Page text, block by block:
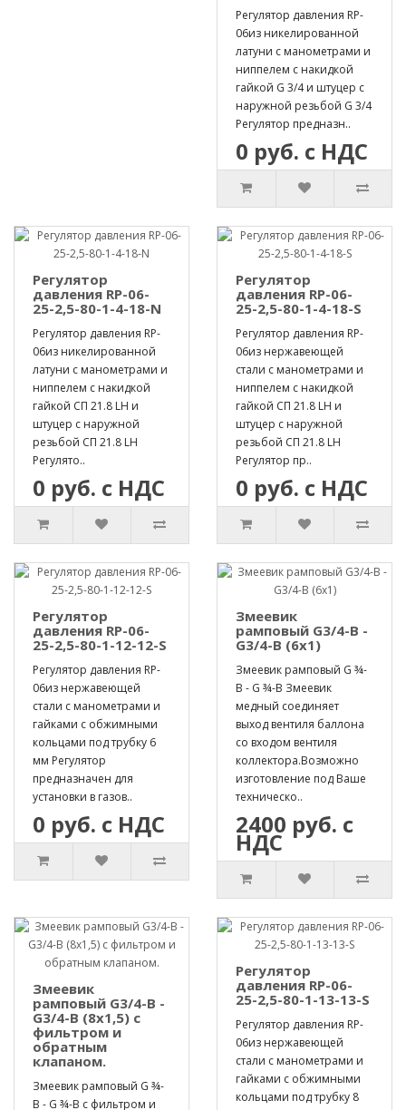
Регулятор давления RP-
06из никелированной
латуни с манометрами и
ниппелем с накидкой
гайкой G 3/4 и штуцер с
наружной резьбой G 3/4
Регулятор предназн..
0 руб. с НДС
Регулятор
давления RP-06-
25-2,5-80-1-4-18-N
Регулятор давления RP-
06из никелированной
латуни с манометрами и
ниппелем с накидкой
гайкой СП 21.8 LH и
штуцер с наружной
резьбой СП 21.8 LH
Регулято..
0 руб. с НДС
Регулятор
давления RP-06-
25-2,5-80-1-4-18-S
Регулятор давления RP-
06из нержавеющей
стали с манометрами и
ниппелем с накидкой
гайкой СП 21.8 LH и
штуцер с наружной
резьбой СП 21.8 LH
Регулятор пр..
0 руб. с НДС
Регулятор
давления RP-06-
25-2,5-80-1-12-12-S
Регулятор давления RP-
06из нержавеющей
стали с манометрами и
гайками с обжимными
кольцами под трубку 6
мм Регулятор
предназначен для
установки в газов..
0 руб. с НДС
Змеевик
рамповый G3/4-B -
G3/4-B (6х1)
Змеевик рамповый G ¾-
B - G ¾-B Змеевик
медный соединяет
выход вентиля баллона
со входом вентиля
коллектора.Возможно
изготовление под Ваше
техническо..
2400 руб. с
НДС
Змеевик
рамповый G3/4-B -
G3/4-B (8х1,5) с
фильтром и
обратным
клапаном.
Змеевик рамповый G ¾-
B - G ¾-B с фильтром и
Регулятор
давления RP-06-
25-2,5-80-1-13-13-S
Регулятор давления RP-
06из нержавеющей
стали с манометрами и
гайками с обжимными
кольцами под трубку 8